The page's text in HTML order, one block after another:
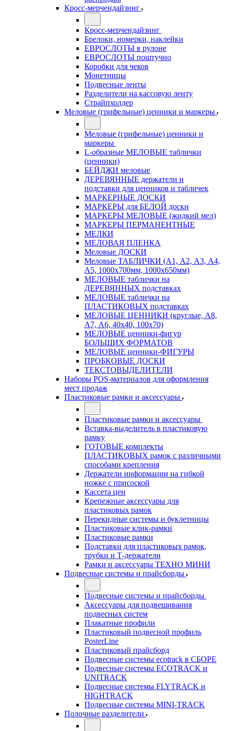
Кросс-мерчендайзинг
Кросс-мерчендайзинг
Брелоки, номерки, наклейки
ЕВРОСЛОТЫ в рулоне
ЕВРОСЛОТЫ поштучно
Коробки для чеков
Монетницы
Подвесные ленты
Разделители на кассовую ленту
Страйпхолдер
Меловые (грифельные) ценники и маркеры
Меловые (грифельные) ценники и
маркеры
L-образные МЕЛОВЫЕ таблички
(ценники)
БЕЙДЖИ меловые
ДЕРЕВЯННЫЕ держатели и
подставки для ценников и табличек
МАРКЕРНЫЕ ДОСКИ
МАРКЕРЫ для БЕЛОЙ доски
МАРКЕРЫ МЕЛОВЫЕ (жидкий мел)
МАРКЕРЫ ПЕРМАНЕНТНЫЕ
МЕЛКИ
МЕЛОВАЯ ПЛЕНКА
Меловые ДОСКИ
Меловые ТАБЛИЧКИ (А1, А2, А3, А4,
А5, 1000х700мм, 1000х650мм)
МЕЛОВЫЕ таблички на
ДЕРЕВЯННЫХ подставках
МЕЛОВЫЕ таблички на
ПЛАСТИКОВЫХ подставках
МЕЛОВЫЕ ЦЕННИКИ (круглые, А8,
А7, А6, 40х40, 100х70)
МЕЛОВЫЕ ценники-фигур
БОЛЬШИХ ФОРМАТОВ
МЕЛОВЫЕ ценники-ФИГУРЫ
ПРОБКОВЫЕ ДОСКИ
ТЕКСТОВЫДЕЛИТЕЛИ
Наборы POS-материалов для оформления
мест продаж
Пластиковые рамки и аксессуары
Пластиковые рамки и аксессуары
Вставка-выделитель в пластиковую
рамку
ГОТОВЫЕ комплекты
ПЛАСТИКОВЫХ рамок с различными
способами крепления
Держатели информации на гибкой
ножке с присоской
Кассета цен
Крепежные аксессуары для
пластиковых рамок
Перекидные системы и буклетницы
Пластиковые клик-рамки
Пластиковые рамки
Подставки для пластиковых рамок,
трубки и Т-держатели
Рамки и аксессуары ТЕХНО МИНИ
Подвесные системы и прайсборды
Подвесные системы и прайсборды
Аксессуары для подвешивания
подвесных систем
Плакатные профили
Пластиковый подвесной профиль
PosterLine
Пластиковый прайсборд
Подвесные системы ecotrack в СБОРЕ
Подвесные системы ECOTRACK и
UNITRACK
Подвесные системы FLYTRACK и
HIGHTRACK
Подвесные системы MINI-TRACK
Полочные разделители